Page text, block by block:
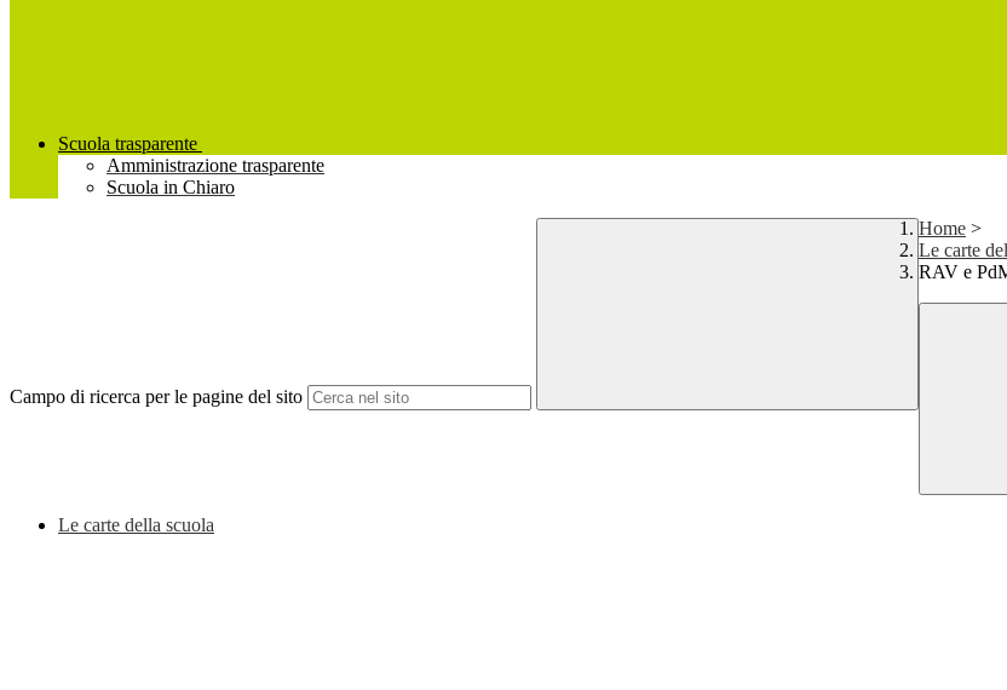
Scuola trasparente
Amministrazione trasparente
Scuola in Chiaro
Campo di ricerca per le pagine del sito
Home >
Le carte
RAV e
Le carte della scuola